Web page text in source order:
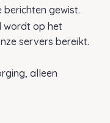
gewist.
wordt op het
servers bereikt.
alleen